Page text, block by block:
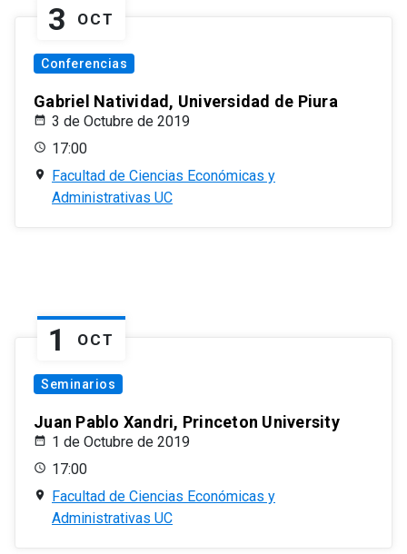
3 OCT
Conferencias
Gabriel Natividad, Universidad de Piura
3 de Octubre de 2019
17:00
Facultad de Ciencias Económicas y
Administrativas UC
1 OCT
Seminarios
Juan Pablo Xandri, Princeton University
1 de Octubre de 2019
17:00
Facultad de Ciencias Económicas y
Administrativas UC